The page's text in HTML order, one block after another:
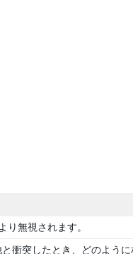
無視されます。
衝突したとき、どのよう